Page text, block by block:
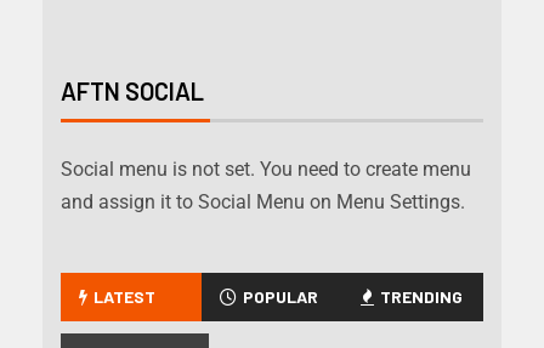
AFTN SOCIAL
Social menu is not set. You need to create menu
and assign it to Social Menu on Menu Settings.
LATEST POPULAR TRENDING